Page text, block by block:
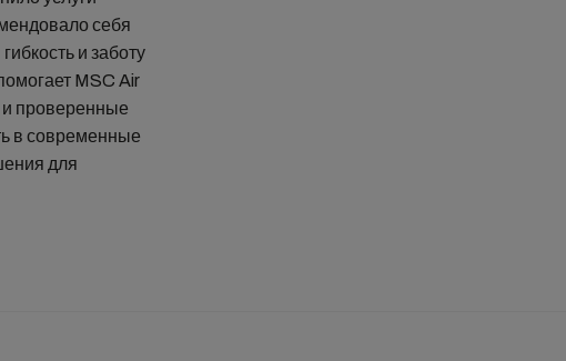
себя
и заботу
MSC Air
проверенные
в современные
для